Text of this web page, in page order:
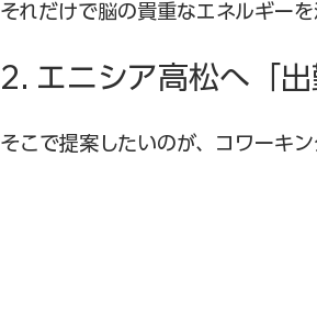
それだけで脳の貴重なエネルギーを
2. エニシア高松へ「
そこで提案したいのが、コワーキ